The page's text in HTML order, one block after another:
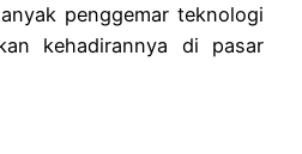
penggemar teknologi
kehadirannya di pasar